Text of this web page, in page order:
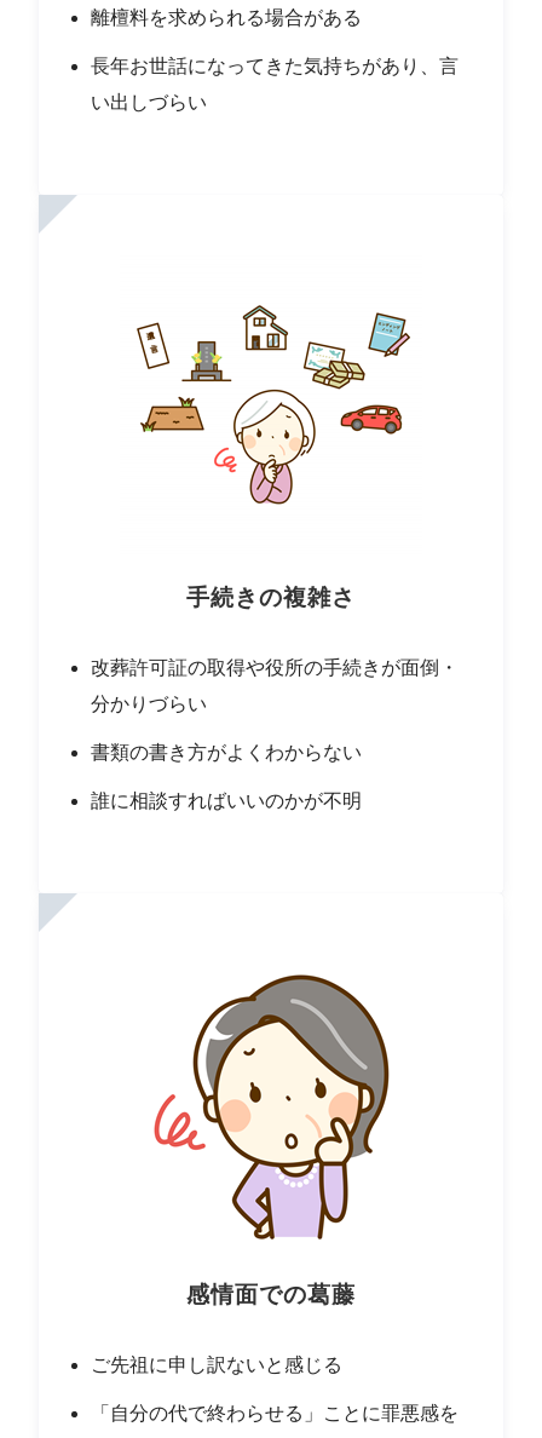
離檀料を求められる場合がある
長年お世話になってきた気持ちがあり、言
い出しづらい
手続きの複雑さ
改葬許可証の取得や役所の手続きが面倒・
分かりづらい
書類の書き方がよくわからない
誰に相談すればいいのかが不明
感情面での葛藤
ご先祖に申し訳ないと感じる
「自分の代で終わらせる」ことに罪悪感を